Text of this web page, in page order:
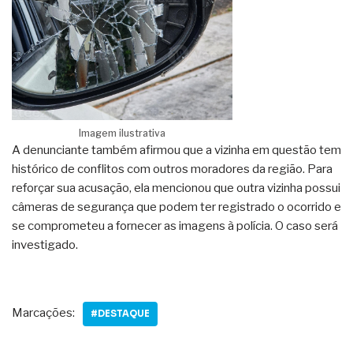
Imagem ilustrativa
A denunciante também afirmou que a vizinha em questão tem
histórico de conflitos com outros moradores da região. Para
reforçar sua acusação, ela mencionou que outra vizinha possui
câmeras de segurança que podem ter registrado o ocorrido e
se comprometeu a fornecer as imagens à polícia. O caso será
investigado.
Marcações: #DESTAQUE